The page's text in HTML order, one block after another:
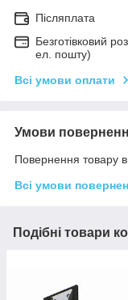
Післяплата
Безготівковий
ел. пошту)
Всі умови оплати
Умови
Повернення товару
Всі умови
Подібні товари